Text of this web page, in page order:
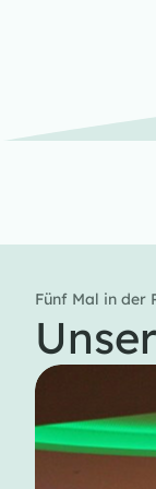
Fünf Mal in der